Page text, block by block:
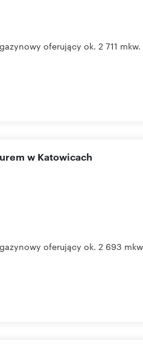
oferujący ok. 2 711
w Katowicach
oferujący ok. 2 693